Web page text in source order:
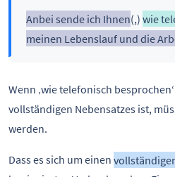
Anbei sende ich Ihnen(,) wie
meinen Lebenslauf und die
Wenn ‚wie telefonisch
vollständigen Nebensatzes ist,
werden.
Dass es sich um einen